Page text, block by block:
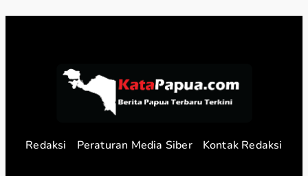
Redaksi Peraturan Media Siber Kontak Redaksi